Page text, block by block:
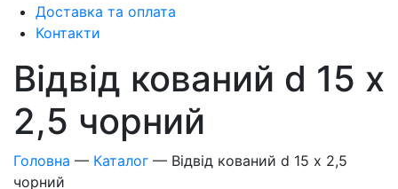
Доставка та оплата
Контакти
Відвід кований d 15 х
2,5 чорний
Головна — Каталог — Відвід кований d 15 х 2,5
чорний